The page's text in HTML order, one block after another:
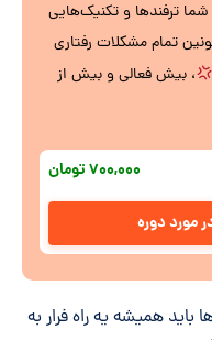
ترفندها و تکنیک‌هایی
تمام مشکلات رفتاری
، بیش فعالی و بیش از
۷۰۰,۰۰۰ تومان
مورد دوره
باید همیشه یه راه فرار به